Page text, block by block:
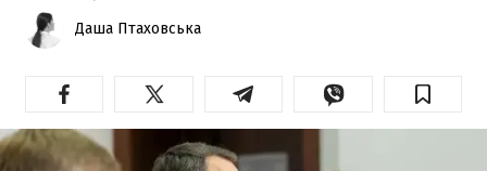
Даша Птаховська